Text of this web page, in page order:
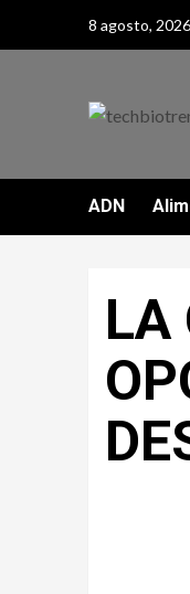
8 agosto, 2026
ADN
LA